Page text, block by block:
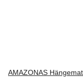
AMAZONAS